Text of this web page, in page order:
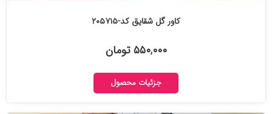
کاور گل شقایق کد-۲۰۵۷۱۵
۵۵۰,۰۰۰ تومان
جزئیات محصول